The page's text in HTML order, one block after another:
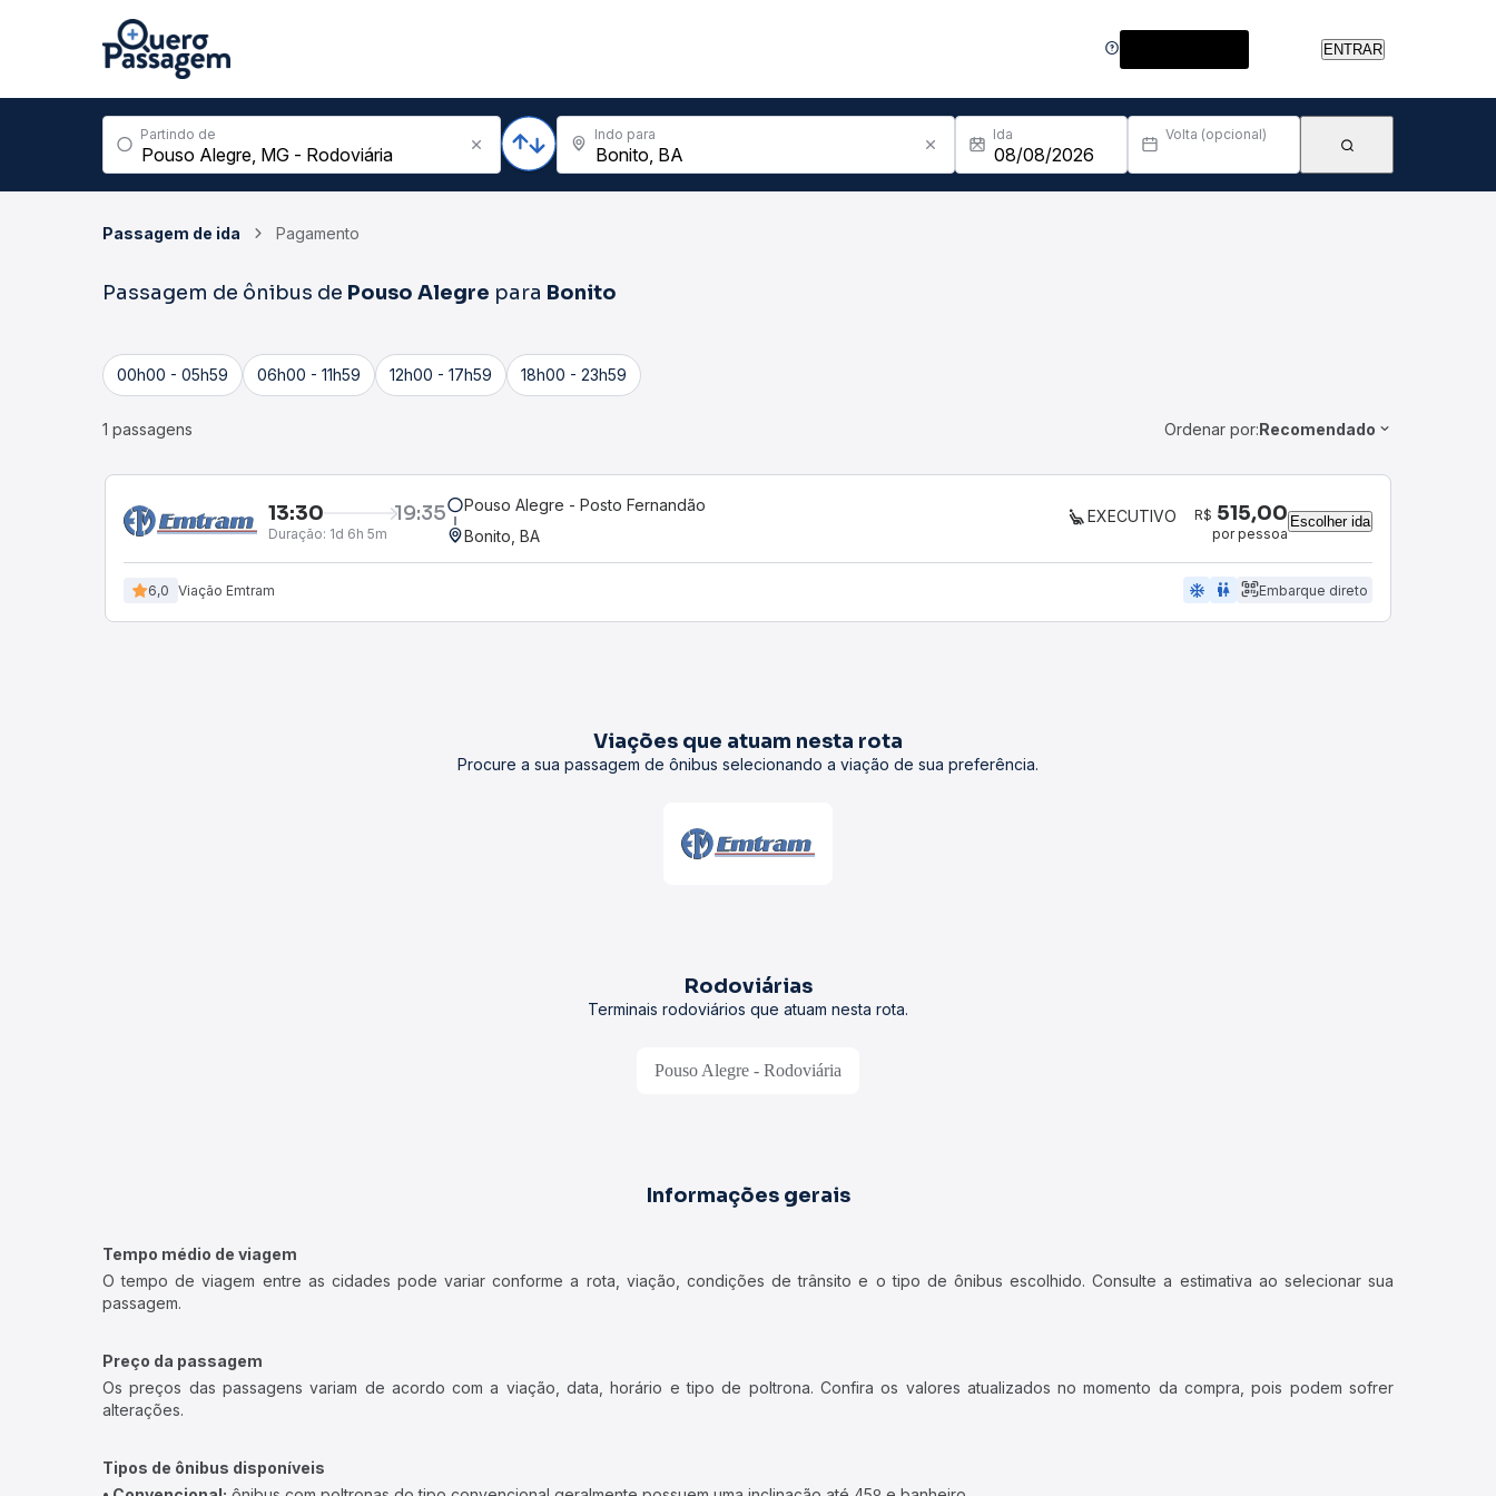
ENTRAR
Partindo de Indo para Ida Volta (opcional)
Passagem de ida Pagamento
Passagem de ônibus de Pouso Alegre para Bonito
00h00 - 05h59 06h00 - 11h59 12h00 - 17h59 18h00 - 23h59
1 passagens Ordenar por:Recomendado
13:30 19:35
Duração: 1d 6h 5m
Pouso Alegre - Posto Fernandão
Bonito, BA
EXECUTIVO R$ 515,00
por pessoa
Escolher ida
6,0 Viação Emtram ac_unit wc Embarque direto
Viações que atuam nesta rota
Procure a sua passagem de ônibus selecionando a viação de sua preferência.
Rodoviárias
Terminais rodoviários que atuam nesta rota.
Pouso Alegre - Rodoviária
Informações gerais
Tempo médio de viagem
O tempo de viagem entre as cidades pode variar conforme a rota, viação, condições de trânsito e o tipo de ônibus escolhido. Consulte a estimativa ao selecionar sua
passagem.
Preço da passagem
Os preços das passagens variam de acordo com a viação, data, horário e tipo de poltrona. Confira os valores atualizados no momento da compra, pois podem sofrer
alterações.
Tipos de ônibus disponíveis